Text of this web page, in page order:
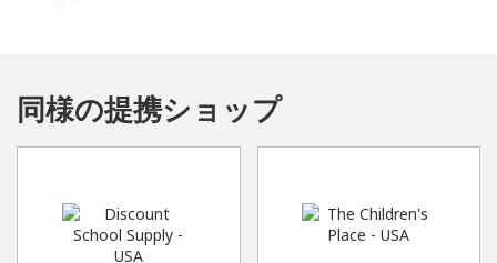
同様の提携ショップ